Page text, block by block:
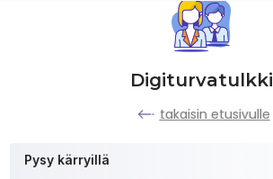
Digiturvatulkki
takaisin etusivulle
Pysy kärryillä